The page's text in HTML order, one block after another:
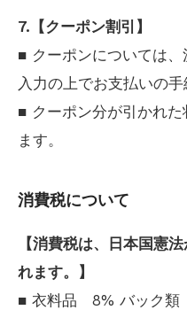
7.【クーポン割引】
■ クーポンについては
入力の上でお支払いの
■ クーポン分が引かれ
ます。
消費税について
【消費税は、日本国憲
れます。】
■ 衣料品 8% バック類